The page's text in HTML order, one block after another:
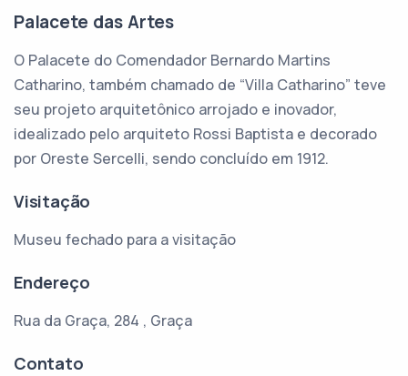
Palacete das Artes
O Palacete do Comendador Bernardo Martins
Catharino, também chamado de “Villa Catharino” teve
seu projeto arquitetônico arrojado e inovador,
idealizado pelo arquiteto Rossi Baptista e decorado
por Oreste Sercelli, sendo concluído em 1912.
Visitação
Museu fechado para a visitação
Endereço
Rua da Graça, 284 , Graça
Contato